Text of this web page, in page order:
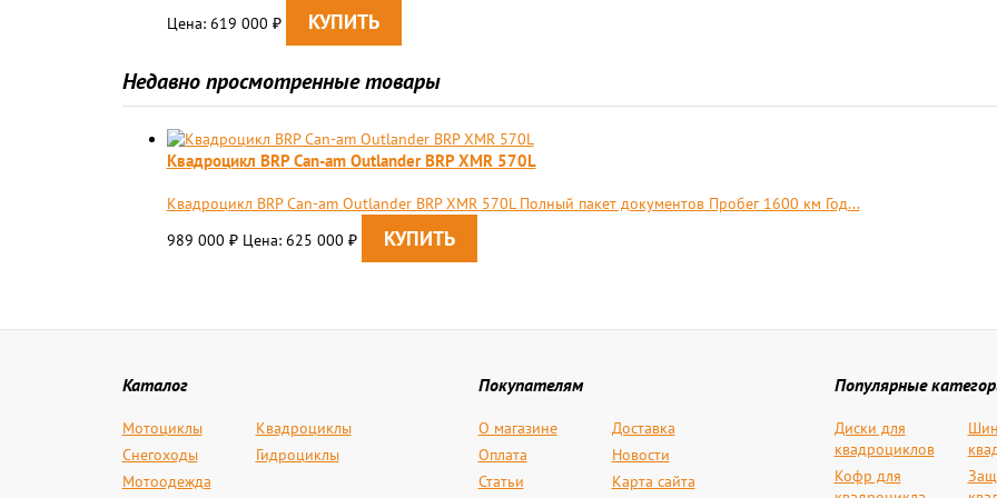
Цена: 619 000 ₽
Недавно просмотренные товары
Квадроцикл BRP Can-am Outlander BRP XMR 570L
Квадроцикл BRP Can-am Outlander BRP XMR 570L Полный пакет документов Пробег 1600 км Год...
989 000 ₽ Цена: 625 000 ₽
Каталог
Мотоциклы
Квадроциклы
Снегоходы
Гидроциклы
Мотоодежда
Покупателям
О магазине
Доставка
Оплата
Новости
Статьи
Карта сайта
Популярные
Диски для
квадроциклов
Кофр для